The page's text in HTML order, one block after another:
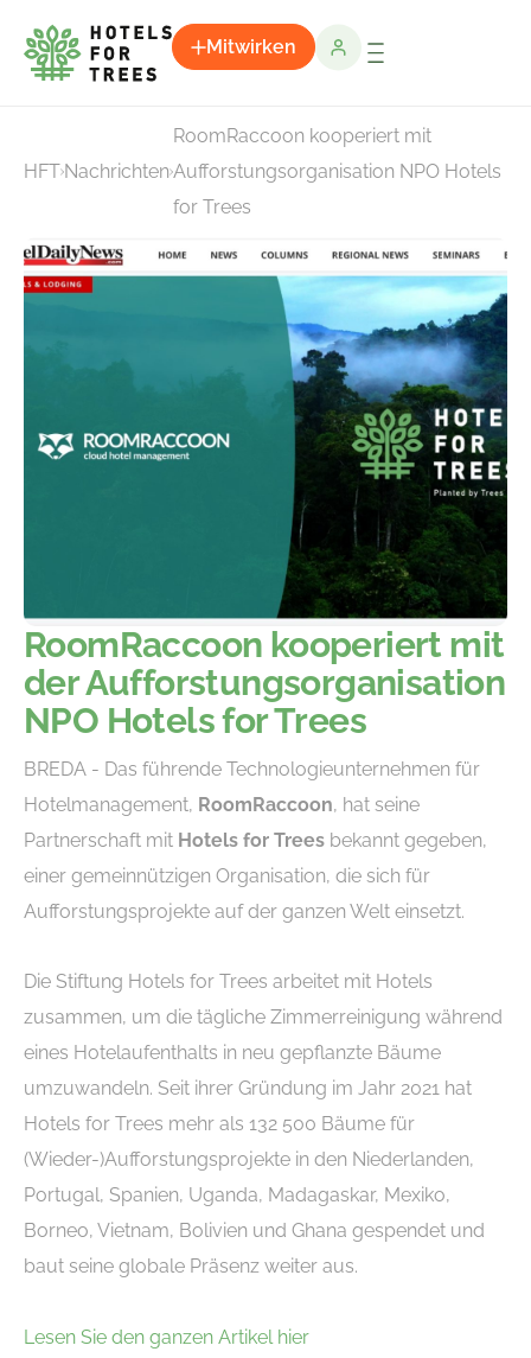
Mitwirken
HFTNachrichten
RoomRaccoon kooperiert mit
Aufforstungsorganisation NPO Hotels
for Trees
RoomRaccoon kooperiert mit
der Aufforstungsorganisation
NPO Hotels for Trees
BREDA - Das führende Technologieunternehmen für
Hotelmanagement, RoomRaccoon, hat seine
Partnerschaft mit Hotels for Trees bekannt gegeben,
einer gemeinnützigen Organisation, die sich für
Aufforstungsprojekte auf der ganzen Welt einsetzt.
Die Stiftung Hotels for Trees arbeitet mit Hotels
zusammen, um die tägliche Zimmerreinigung während
eines Hotelaufenthalts in neu gepflanzte Bäume
umzuwandeln. Seit ihrer Gründung im Jahr 2021 hat
Hotels for Trees mehr als 132 500 Bäume für
(Wieder-)Aufforstungsprojekte in den Niederlanden,
Portugal, Spanien, Uganda, Madagaskar, Mexiko,
Borneo, Vietnam, Bolivien und Ghana gespendet und
baut seine globale Präsenz weiter aus.
Lesen Sie den ganzen Artikel hier